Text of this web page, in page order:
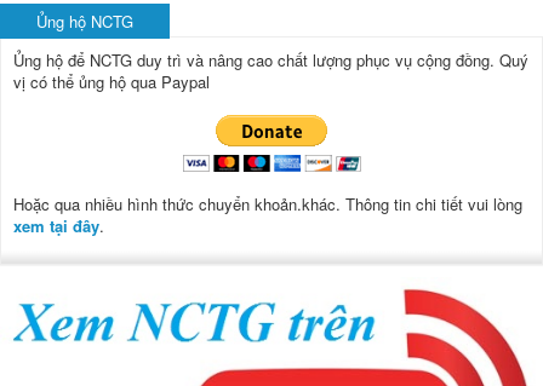
Ủng hộ NCTG
Ủng hộ để NCTG duy trì và nâng cao chất lượng phục vụ cộng đồng. Quý
vị có thể ủng hộ qua Paypal
Hoặc qua nhiều hình thức chuyển khoản.khác. Thông tin chi tiết vui lòng
xem tại đây.